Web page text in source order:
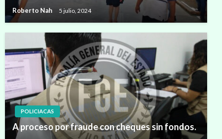
Roberto Nah 5 julio, 2024
POLICIACAS
A proceso por fraude con cheques sin fondos.